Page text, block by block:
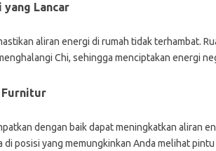
yang Lancar
aliran energi di rumah tidak terhambat.
Chi, sehingga menciptakan energi
Furnitur
dengan baik dapat meningkatkan aliran
di posisi yang memungkinkan Anda melihat